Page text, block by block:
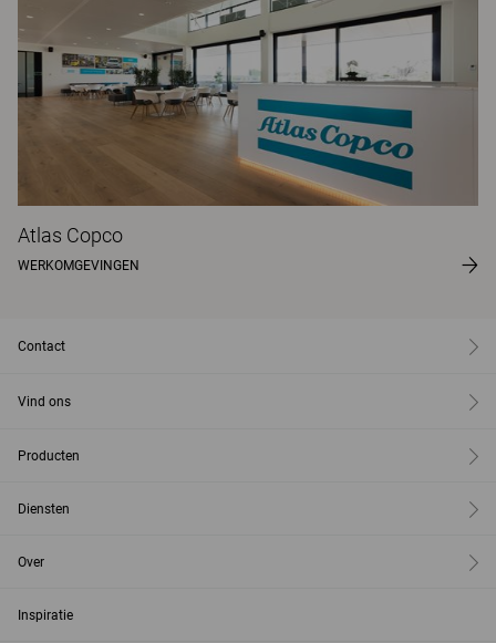
Atlas Copco
WERKOMGEVINGEN
Contact
Vind ons
Producten
Diensten
Over
Inspiratie